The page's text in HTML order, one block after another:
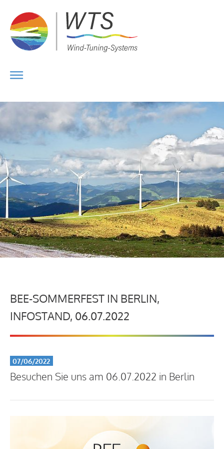
BEE-SOMMERFEST IN BERLIN,
INFOSTAND, 06.07.2022
07/06/2022
Besuchen Sie uns am 06.07.2022 in Berlin